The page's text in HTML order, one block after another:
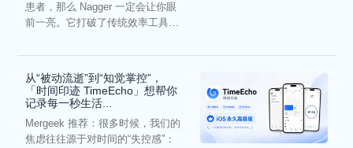
患者，那么 Nagger 一定会让你眼
前一亮。它打破了传统效率工具冰
从“被动流逝”到“知觉掌控”，
「时间印迹 TimeEcho」想帮你
记录每一秒生活...
Mergeek 推荐：很多时候，我们的
焦虑往往源于对时间的“失控感”：